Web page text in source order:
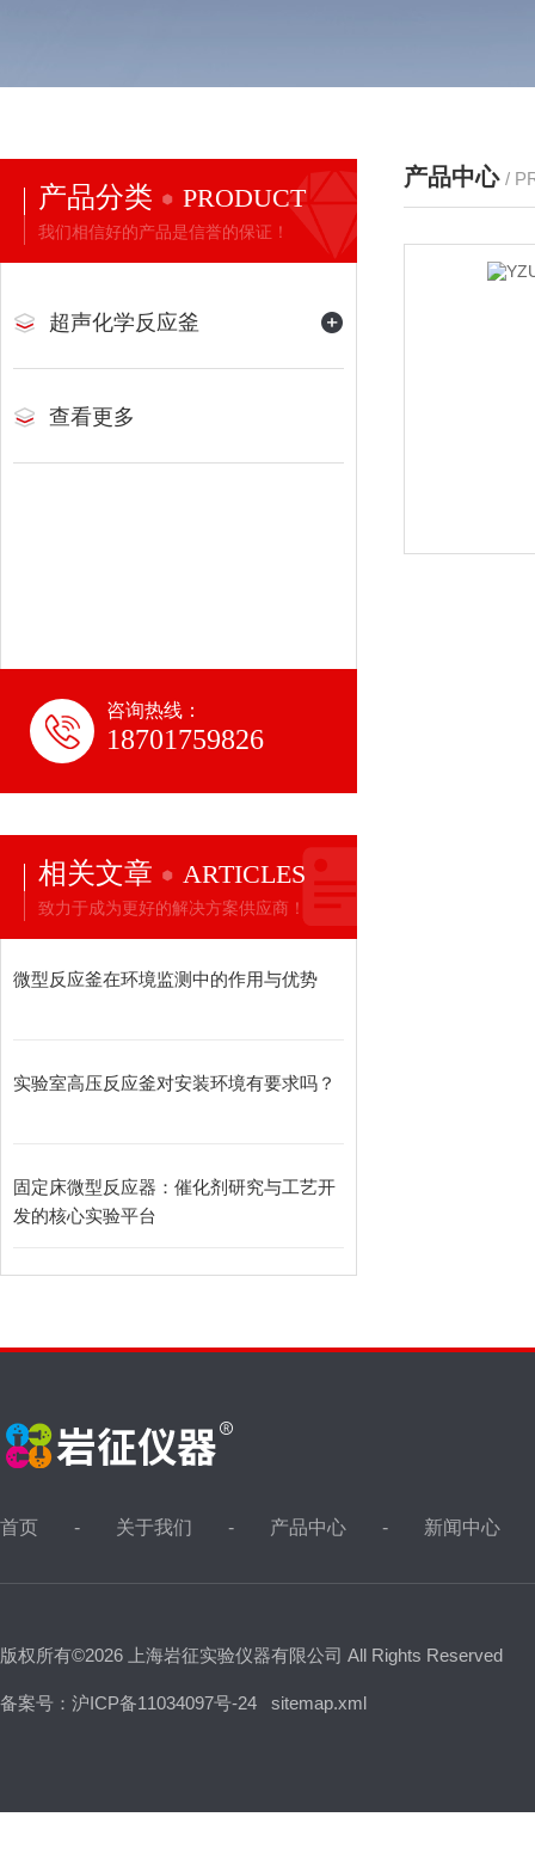
产品分类 PRODUCT
我们相信好的产品是信誉的保证！
超声化学反应釜
查看更多
咨询热线：
18701759826
相关文章 ARTICLES
致力于成为更好的解决方案供应商！
微型反应釜在环境监测中的作用与优势
实验室高压反应釜对安装环境有要求吗？
固定床微型反应器：催化剂研究与工艺开
发的核心实验平台
产品中心 /
首页 关于我们 产品中心 新闻中心
版权所有©2026 上海岩征实验仪器有限公司 All Rights Reserved
备案号：沪ICP备11034097号-24 sitemap.xml